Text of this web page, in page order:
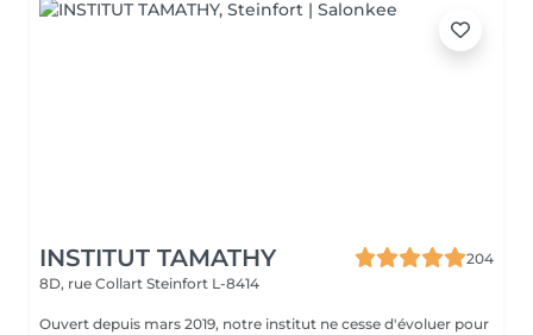
INSTITUT TAMATHY
204
8D, rue Collart Steinfort L-8414
Ouvert depuis mars 2019, notre institut ne cesse d'évoluer pour